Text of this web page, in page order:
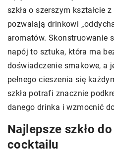
szkła o szerszym kształcie
pozwalają drinkowi
aromatów. Skonstruowanie
napój to sztuka, która ma
doświadczenie smakowe, a
pełnego cieszenia się
szkła potrafi znacznie
danego drinka i wzmocnić
Najlepsze szkło
cocktailu